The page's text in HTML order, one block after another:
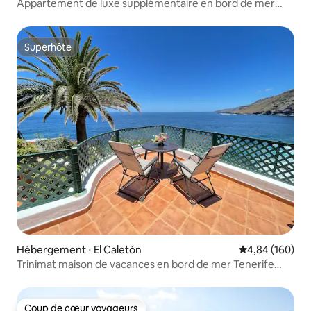
principale et le salon . - Stores
électriques dans le salon et la chambre
principale, télécommande auvent
électrique alimentée sur la terrasse du
salon.
Appartement de luxe supplémentaire en bord de mer
Superhôte
Superhôte
Hébergement ⋅ El Caletón Évaluation
4,84 (160)
Trinimat maison de vacances en bord de mer Tenerife